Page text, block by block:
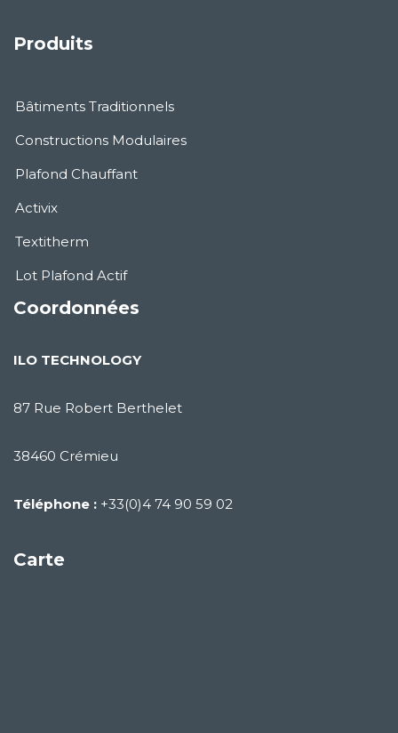
Produits
Bâtiments Traditionnels
Constructions Modulaires
Plafond Chauffant
Activix
Textitherm
Lot Plafond Actif
Coordonnées
ILO TECHNOLOGY
87 Rue Robert Berthelet
38460 Crémieu
Téléphone : +33(0)4 74 90 59 02
Carte